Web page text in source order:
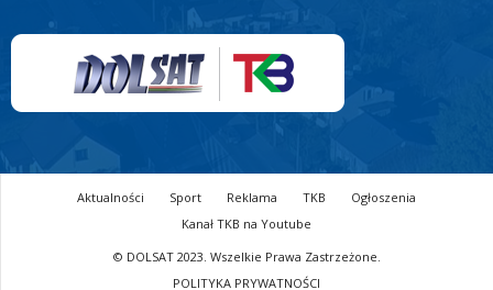
Aktualności Sport Reklama TKB
Ogłoszenia
Kanał TKB na Youtube
© DOLSAT 2023. Wszelkie Prawa Zastrzeżone.
POLITYKA PRYWATNOŚCI